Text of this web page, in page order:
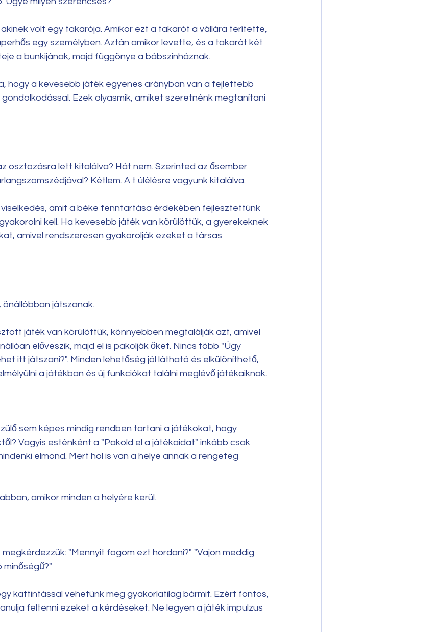
akinek volt egy takarója. Amikor ezt a takarót a vállára terítette,
egy személyben. Aztán amikor levette, és a takarót két
a bunkijának, majd függönye a bábszínháznak.
hogy a kevesebb játék egyenes arányban van a fejlettebb
Ezek olyasmik, amiket szeretnénk megtanítani
osztozásra lett kitalálva? Hát nem. Szerinted az ősember
Kétlem. A t úlélésre vagyunk kitalálva.
amit a béke fenntartása érdekében fejlesztettünk
kell. Ha kevesebb játék van körülöttük, a gyerekeknek
amivel rendszeresen gyakorolják ezeket a társas
játszanak.
játék van körülöttük, könnyebben megtalálják azt, amivel
előveszik, majd el is pakolják őket. Nincs több "Úgy
itt játszani?". Minden lehetőség jól látható és elkülöníthető,
a játékban és új funkciókat találni meglévő játékaiknak.
sem képes mindig rendben tartani a játékokat, hogy
Vagyis esténként a "Pakold el a játékaidat" inkább csak
elmond. Mert hol is van a helye annak a rengeteg
amikor minden a helyére kerül.
"Mennyit fogom ezt hordani?" "Vajon meddig
minőségű?"
kattintással vehetünk meg gyakorlatilag bármit. Ezért fontos,
feltenni ezeket a kérdéseket. Ne legyen a játék impulzus